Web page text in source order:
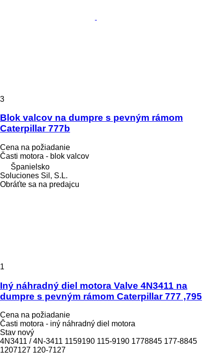
3
Blok valcov na dumpre s pevným rámom
Caterpillar 777b
Cena na požiadanie
Časti motora - blok valcov
Španielsko
Soluciones Sil, S.L.
Obráťte sa na predajcu
1
Iný náhradný diel motora Valve 4N3411 na
dumpre s pevným rámom Caterpillar 777 ,795
Cena na požiadanie
Časti motora - iný náhradný diel motora
Stav nový
4N3411 / 4N-3411 1159190 115-9190 1778845 177-8845
1207127 120-7127